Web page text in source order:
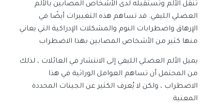
تنقل الألم وتستقبله لدى الأشخاص المصابين بالألم
العضلي الليفي. قد تساهم هذه التغييرات أيضًا في
الإرهاق واضطرابات النوم والمشكلات الإدراكية التي يعاني
منها كثير من الأشخاص المصابين بهذا الاضطراب
يميل الألم العضلي الليفي إلى الانتشار في العائلات ، لذلك
من المحتمل أن تساهم العوامل الوراثية في هذا
الاضطراب ، ولكن لا يُعرف الكثير عن الجينات المحددة
المعنية.